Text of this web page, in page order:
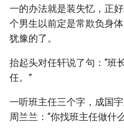
一的办法就是装失忆，正
个男生以前定是常欺负身
犹豫的了。
抬起头对任轩说了句：“班
任。”
一听班主任三个字，成国
周兰兰：“你找班主任做什